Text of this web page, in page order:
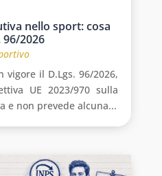
nello sport: cosa
96/2026
vigore il D.Lgs. 96/2026,
UE 2023/970 sulla
e non prevede alcuna...